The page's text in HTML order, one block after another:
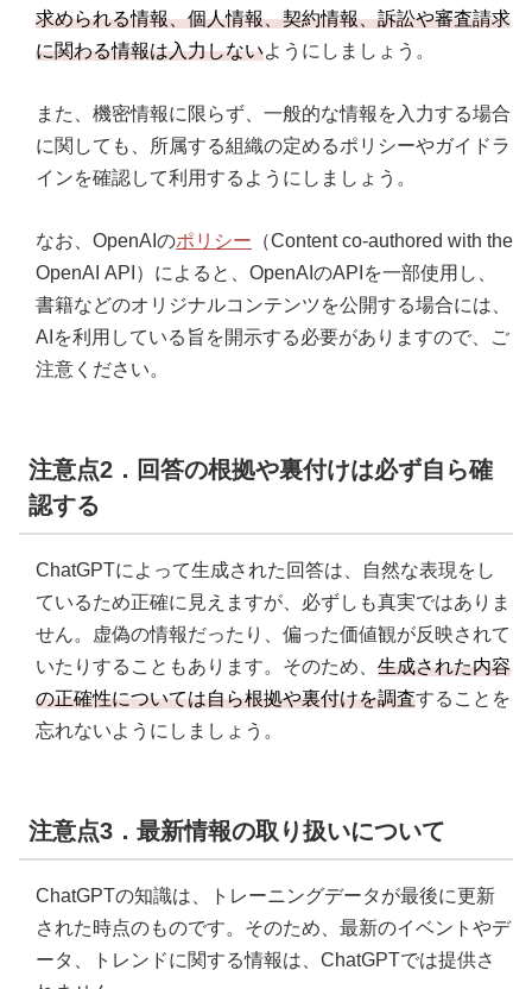
求められる情報、個人情報、契約情報、訴訟や審査請求
に関わる情報は入力しないようにしましょう。
また、機密情報に限らず、一般的な情報を入力する場合
に関しても、所属する組織の定めるポリシーやガイドラ
インを確認して利用するようにしましょう。
なお、OpenAIのポリシー （Content co-authored with the
OpenAI API）によると、OpenAIのAPIを一部使用し、
書籍などのオリジナルコンテンツを公開する場合には、
AIを利用している旨を開示する必要がありますので、ご
注意ください。
注意点2．回答の根拠や裏付けは必ず自ら確
認する
ChatGPTによって生成された回答は、自然な表現をし
ているため正確に見えますが、必ずしも真実ではありま
せん。虚偽の情報だったり、偏った価値観が反映されて
いたりすることもあります。そのため、 生成された内容
の正確性については自ら根拠や裏付けを調査することを
忘れないようにしましょう。
注意点3．最新情報の取り扱いについて
ChatGPTの知識は、トレーニングデータが最後に更新
された時点のものです。そのため、最新のイベントやデ
ータ、トレンドに関する情報は、ChatGPTでは提供さ